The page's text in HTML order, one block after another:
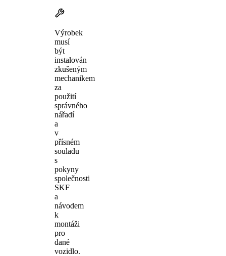
Výrobek
musí
být
instalován
zkušeným
mechanikem
za
použití
správného
nářadí
a
v
přísném
souladu
s
pokyny
společnosti
SKF
a
návodem
k
montáži
pro
dané
vozidlo.